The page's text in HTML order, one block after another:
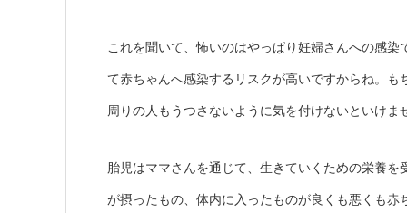
これを聞いて、怖いのはやっぱり妊婦さんへの感
て赤ちゃんへ感染するリスクが高いですからね。
周りの人もうつさないように気を付けないといけま
胎児はママさんを通じて、生きていくための栄養
が摂ったもの、体内に入ったものが良くも悪くも赤